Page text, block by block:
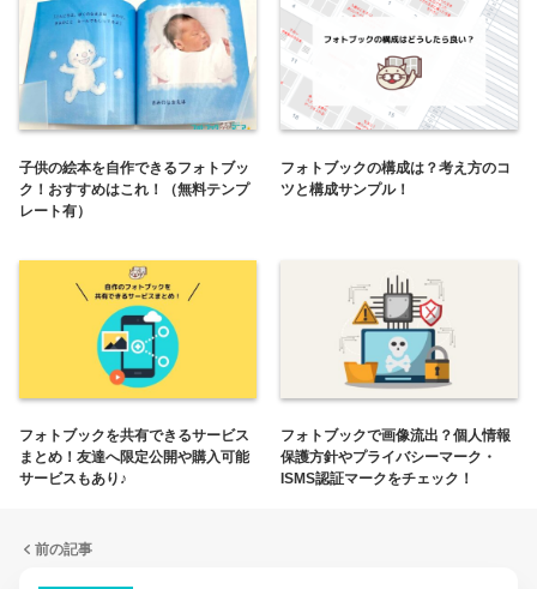
子供の絵本を自作できるフォトブッ
ク！おすすめはこれ！（無料テンプ
レート有）
フォトブックの構成は？考え方のコ
ツと構成サンプル！
フォトブックを共有できるサービス
まとめ！友達へ限定公開や購入可能
サービスもあり♪
フォトブックで画像流出？個人情報
保護方針やプライバシーマーク・
ISMS認証マークをチェック！
前の記事